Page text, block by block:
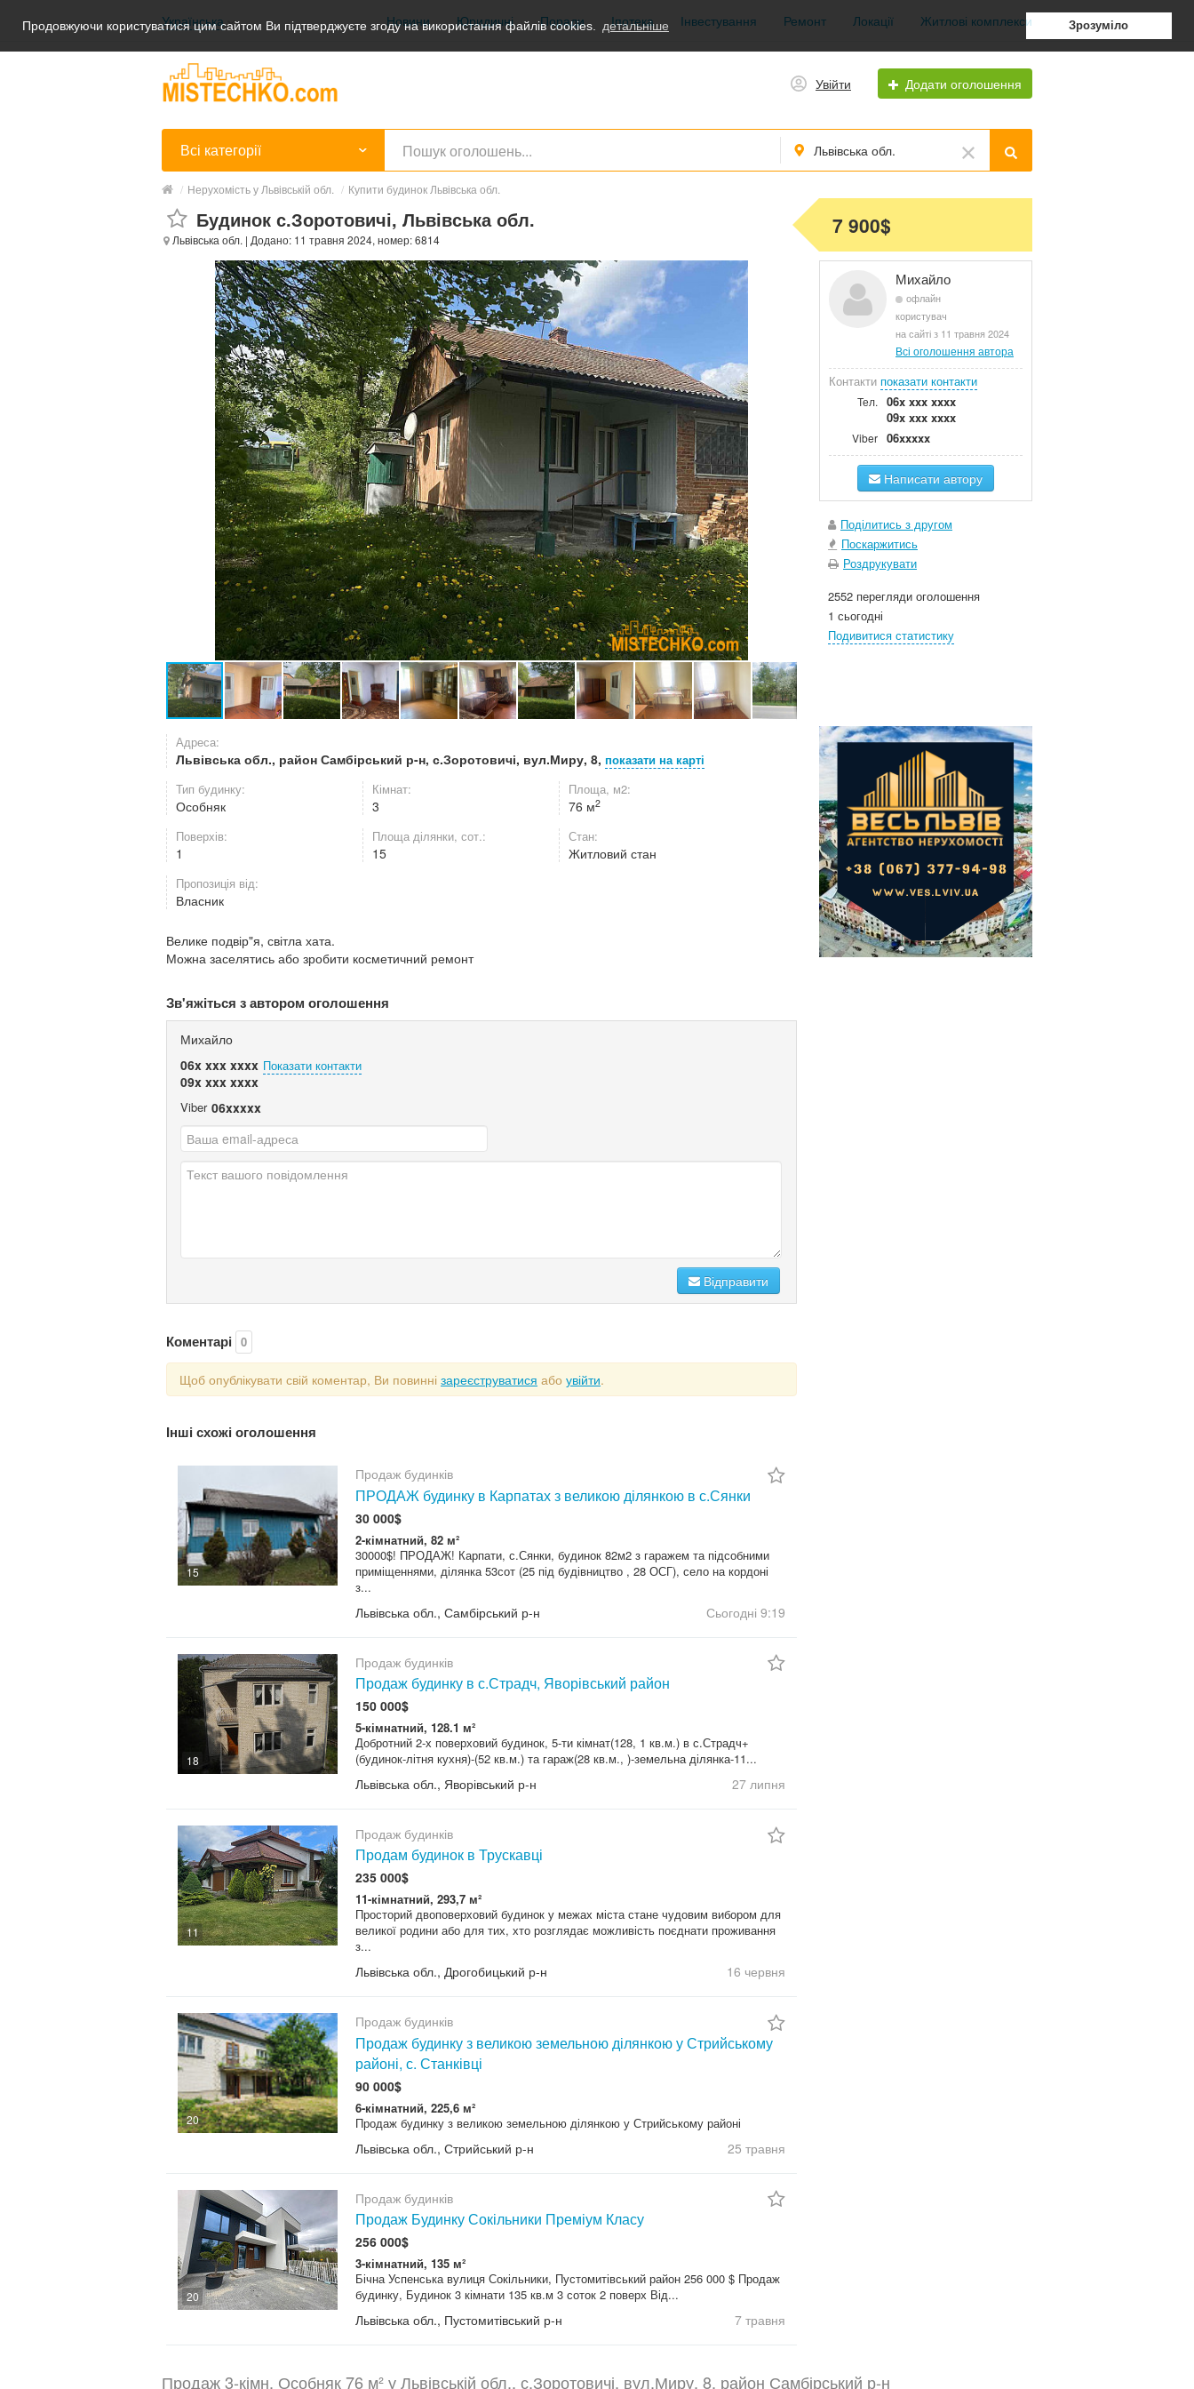
Продовжуючи користуватися цим сайтом Ви підтверджуєте згоду на використання файлів cookies. детальніше Зрозуміло
Українська
Українська
Русский
Новини Юридичні Поради Іпотека Інвестування Ремонт Локації Житлові комплекси
Увійти Додати оголошення
Всі категорії Львівська обл.
/ Нерухомість у Львівській обл. / Купити будинок Львівська обл.
Будинок с.Зоротовичі, Львівська обл.
Львівська обл. | Додано: 11 травня 2024, номер: 6814
Адреса:
Львівська обл., район Самбірський р-н, с.Зоротовичі, вул.Миру, 8, показати на карті
Тип будинку:
Особняк
Кімнат:
3
Площа, м2:
76 м2
Поверхів:
1
Площа ділянки, сот.:
15
Стан:
Житловий стан
Пропозиція від:
Власник
Велике подвір"я, світла хата.
Можна заселятись або зробити косметичний ремонт
Зв'яжіться з автором оголошення
Михайло
06x xxx xxxx Показати контакти
09x xxx xxxx
Viber 06xxxxx
Відправити
Коментарі 0
Щоб опублікувати свій коментар, Ви повинні зареєструватися або увійти.
Інші схожі оголошення
15
Продаж будинків
ПРОДАЖ будинку в Карпатах з великою ділянкою в с.Сянки
30 000$
2-кімнатний, 82 м²
30000$! ПРОДАЖ! Карпати, с.Сянки, будинок 82м2 з гаражем та підсобними
приміщеннями, ділянка 53сот (25 під будівництво , 28 ОСГ), село на кордоні
з...
Львівська обл., Самбірський р-н Сьогодні 9:19
18
Продаж будинків
Продаж будинку в с.Страдч, Яворівський район
150 000$
5-кімнатний, 128.1 м²
Добротний 2-х поверховий будинок, 5-ти кімнат(128, 1 кв.м.) в с.Страдч+
(будинок-літня кухня)-(52 кв.м.) та гараж(28 кв.м., )-земельна ділянка-11...
Львівська обл., Яворівський р-н 27 липня
11
Продаж будинків
Продам будинок в Трускавці
235 000$
11-кімнатний, 293,7 м²
Просторий двоповерховий будинок у межах міста стане чудовим вибором для
великої родини або для тих, хто розглядає можливість поєднати проживання
з...
Львівська обл., Дрогобицький р-н 16 червня
20
Продаж будинків
Продаж будинку з великою земельною ділянкою у Стрийському
районі, с. Станківці
90 000$
6-кімнатний, 225,6 м²
Продаж будинку з великою земельною ділянкою у Стрийському районі
Львівська обл., Стрийський р-н 25 травня
20
Продаж будинків
Продаж Будинку Сокільники Преміум Класу
256 000$
3-кімнатний, 135 м²
Бічна Успенська вулиця Сокільники, Пустомитівський район 256 000 $ Продаж
будинку, Будинок 3 кімнати 135 кв.м 3 соток 2 поверх Від...
Львівська обл., Пустомитівський р-н 7 травня
7 900$
Михайло
офлайн
користувач
на сайті з 11 травня 2024
Всі оголошення автора
Контакти показати контакти
Тел. 06x xxx xxxx
09x xxx xxxx
Viber 06xxxxx
Написати автору
Поділитись з другом
Поскаржитись
Роздрукувати
2552 перегляди оголошення
1 сьогодні
Подивитися статистику
Продаж 3-кімн. Особняк 76 м² у Львівській обл., с.Зоротовичі, вул.Миру, 8, район Самбірський р-н